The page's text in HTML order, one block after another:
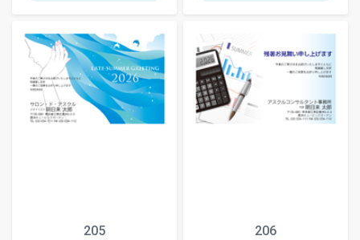
205 206